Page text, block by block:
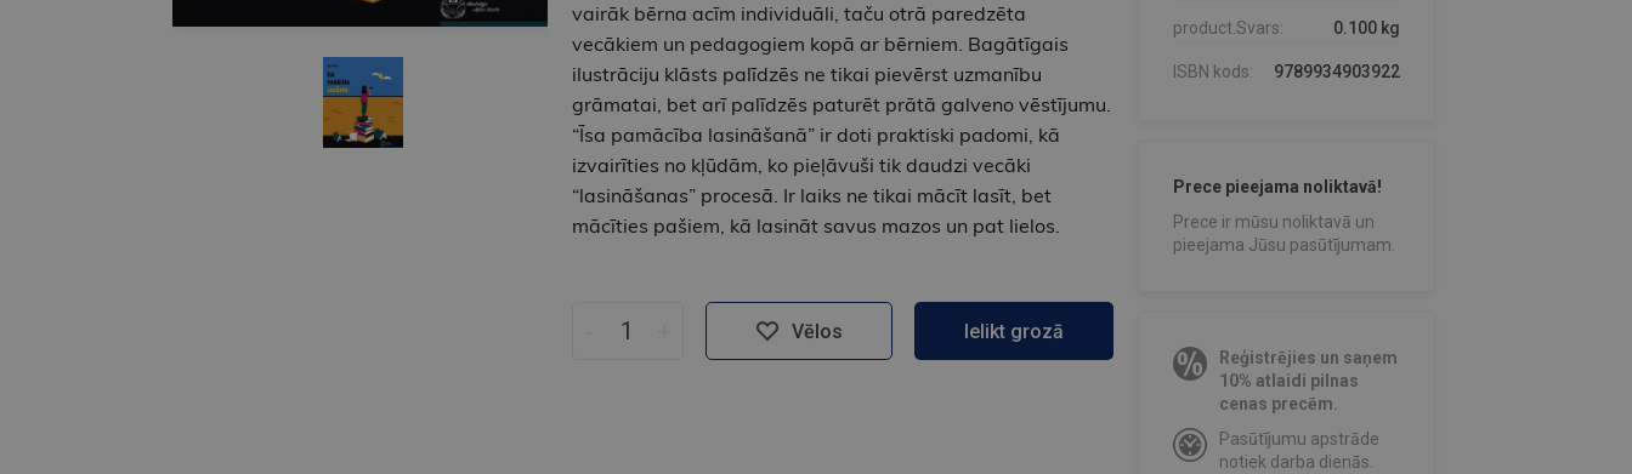
vairāk bērna acīm individuāli, taču otrā paredzēta
vecākiem un pedagogiem kopā ar bērniem. Bagātīgais
ilustrāciju klāsts palīdzēs ne tikai pievērst uzmanību
grāmatai, bet arī palīdzēs paturēt prātā galveno vēstījumu.
“Īsa pamācība lasināšanā” ir doti praktiski padomi, kā
izvairīties no kļūdām, ko pieļāvuši tik daudzi vecāki
“lasināšanas” procesā. Ir laiks ne tikai mācīt lasīt, bet
mācīties pašiem, kā lasināt savus mazos un pat lielos.
Vēlos Ielikt grozā
product.Svars: 0.100 kg
ISBN kods: 9789934903922
Prece pieejama noliktavā!
Prece ir mūsu noliktavā un
pieejama Jūsu pasūtījumam.
Reģistrējies un saņem
10% atlaidi pilnas
cenas precēm.
Pasūtījumu apstrāde
notiek darba dienās.